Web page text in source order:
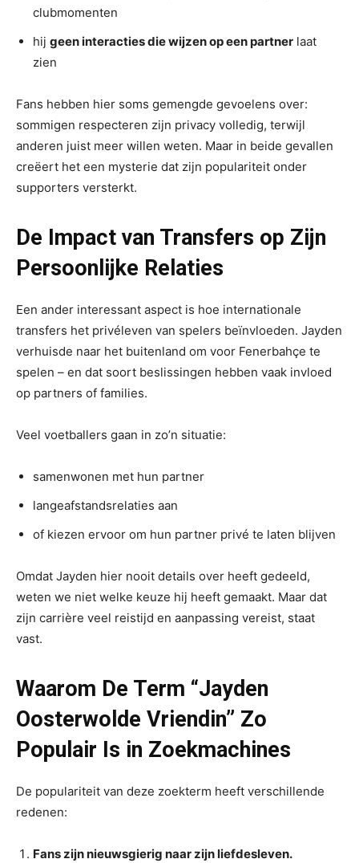
clubmomenten
hij geen interacties die wijzen op een partner laat
zien
Fans hebben hier soms gemengde gevoelens over:
sommigen respecteren zijn privacy volledig, terwijl
anderen juist meer willen weten. Maar in beide gevallen
creëert het een mysterie dat zijn populariteit onder
supporters versterkt.
De Impact van Transfers op Zijn
Persoonlijke Relaties
Een ander interessant aspect is hoe internationale
transfers het privéleven van spelers beïnvloeden. Jayden
verhuisde naar het buitenland om voor Fenerbahçe te
spelen – en dat soort beslissingen hebben vaak invloed
op partners of families.
Veel voetballers gaan in zo’n situatie:
samenwonen met hun partner
langeafstandsrelaties aan
of kiezen ervoor om hun partner privé te laten blijven
Omdat Jayden hier nooit details over heeft gedeeld,
weten we niet welke keuze hij heeft gemaakt. Maar dat
zijn carrière veel reistijd en aanpassing vereist, staat
vast.
Waarom De Term “Jayden
Oosterwolde Vriendin” Zo
Populair Is in Zoekmachines
De populariteit van deze zoekterm heeft verschillende
redenen:
Fans zijn nieuwsgierig naar zijn liefdesleven.